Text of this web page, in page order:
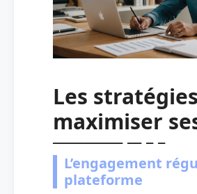
Les
maximiser
L’engagement
plateforme